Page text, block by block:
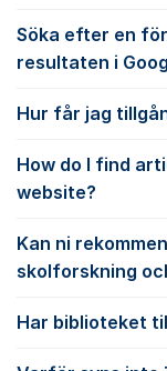
Söka efter en
resultaten i
Hur får jag
How do I find
website?
Kan ni
skolforskning
Har biblioteket